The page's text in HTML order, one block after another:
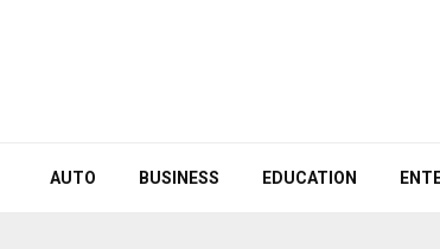
AUTO BUSINESS EDUCATION